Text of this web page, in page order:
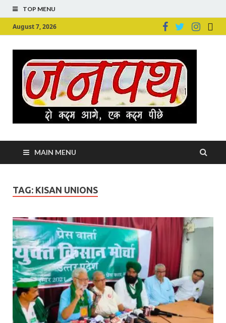
TOP MENU
August 7, 2026
MAIN MENU
TAG: KISAN UNIONS